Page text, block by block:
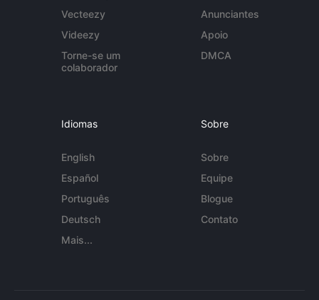
Vecteezy
Videezy
Torne-se um
colaborador
Anunciantes
Apoio
DMCA
Idiomas
English
Español
Português
Deutsch
Mais...
Sobre
Sobre
Equipe
Blogue
Contato